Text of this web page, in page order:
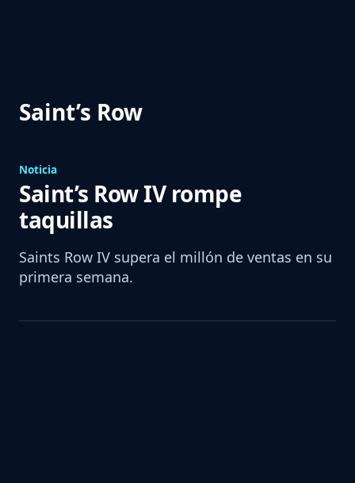
Saint’s Row
Noticia
Saint’s Row IV rompe
taquillas
Saints Row IV supera el millón de ventas en su
primera semana.